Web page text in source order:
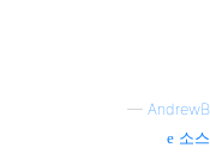
— AndrewB
소스